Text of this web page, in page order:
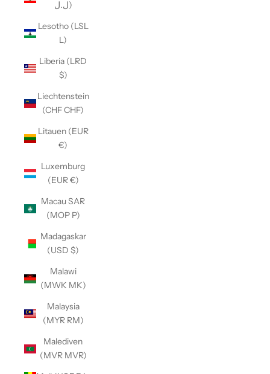
ل.ل)
Lesotho (LSL
L)
Liberia (LRD
$)
Liechtenstein
(CHF CHF)
Litauen (EUR
€)
Luxemburg
(EUR €)
Macau SAR
(MOP P)
Madagaskar
(USD $)
Malawi
(MWK MK)
Malaysia
(MYR RM)
Malediven
(MVR MVR)